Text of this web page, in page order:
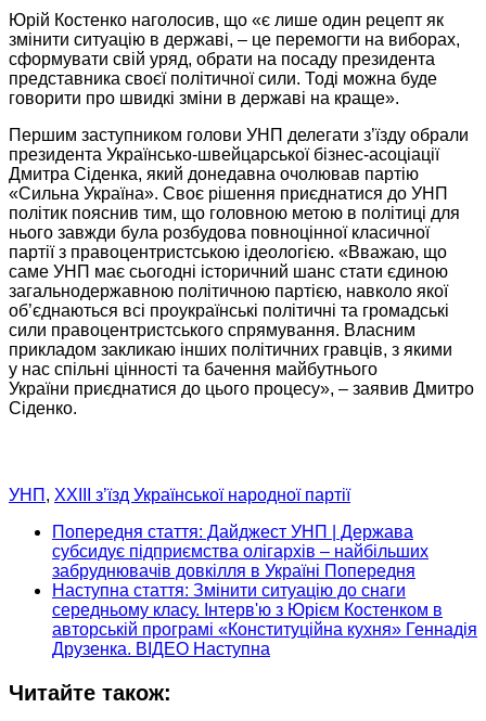
Юрій Костенко наголосив, що «є лише один рецепт як
змінити ситуацію в державі, – це перемогти на виборах,
сформувати свій уряд, обрати на посаду президента
представника своєї політичної сили. Тоді можна буде
говорити про швидкі зміни в державі на краще».
Першим заступником голови УНП делегати з’їзду обрали
президента Українсько-швейцарської бізнес-асоціації
Дмитра Сіденка, який донедавна очолював партію
«Сильна Україна». Своє рішення приєднатися до УНП
політик пояснив тим, що головною метою в політиці для
нього завжди була розбудова повноцінної класичної
партії з правоцентристською ідеологією. «Вважаю, що
саме УНП має сьогодні історичний шанс стати єдиною
загальнодержавною політичною партією, навколо якої
об’єднаються всі проукраїнські політичні та громадські
сили правоцентристського спрямування. Власним
прикладом закликаю інших політичних гравців, з якими
у нас спільні цінності та бачення майбутнього
України приєднатися до цього процесу», – заявив Дмитро
Сіденко.
УНП , XXIII з’їзд Української народної партії
Попередня стаття: Дайджест УНП | Держава
субсидує підприємства олігархів – найбільших
забруднювачів довкілля в Україні Попередня
Наступна стаття: Змінити ситуацію до снаги
середньому класу. Інтерв'ю з Юрієм Костенком в
авторській програмі «Конституційна кухня» Геннадія
Друзенка. ВІДЕО Наступна
Читайте також: